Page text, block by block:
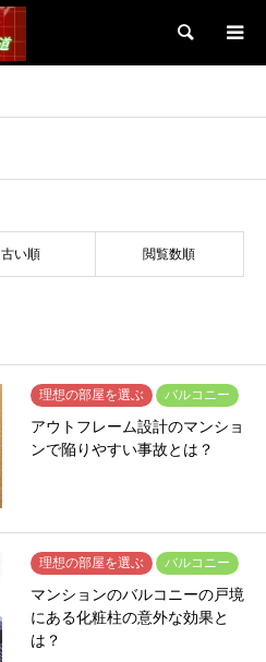
検索
古い順 閲覧数順
理想の部屋を選ぶ バルコニー
アウトフレーム設計のマンショ
ンで陥りやすい事故とは？
理想の部屋を選ぶ バルコニー
マンションのバルコニーの戸境
にある化粧柱の意外な効果と
は？